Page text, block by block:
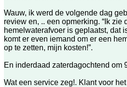
Wauw, ik werd de volgende dag
review en, .. een opmerking. “Ik zie
hemelwaterafvoer is geplaatst, dat
komt er even iemand om er een
op te zetten, mijn kosten!”.
En inderdaad zaterdagochtend om
Wat een service zeg!. Klant voor